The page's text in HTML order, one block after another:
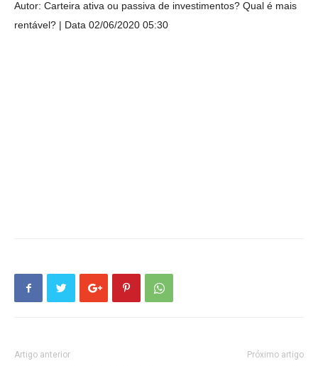
Autor: Carteira ativa ou passiva de investimentos? Qual é mais
rentável?
Data 02/06/2020 05:30
Artigo anterior Próximo artigo